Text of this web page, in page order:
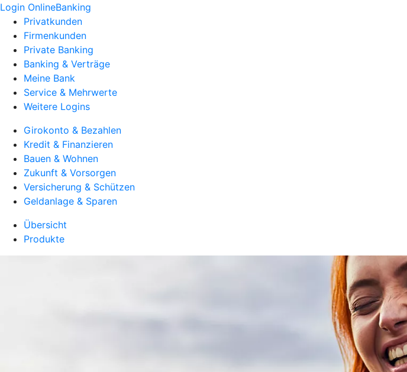
Login OnlineBanking
Privatkunden
Firmenkunden
Private Banking
Banking & Verträge
Meine Bank
Service & Mehrwerte
Weitere Logins
Girokonto & Bezahlen
Kredit & Finanzieren
Bauen & Wohnen
Zukunft & Vorsorgen
Versicherung & Schützen
Geldanlage & Sparen
Übersicht
Produkte